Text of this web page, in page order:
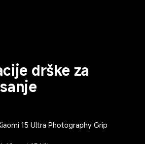
drške za
15 Ultra Photography Grip